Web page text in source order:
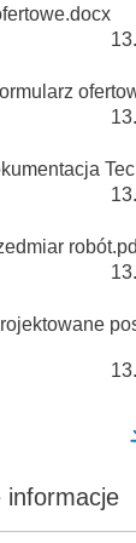
informacje